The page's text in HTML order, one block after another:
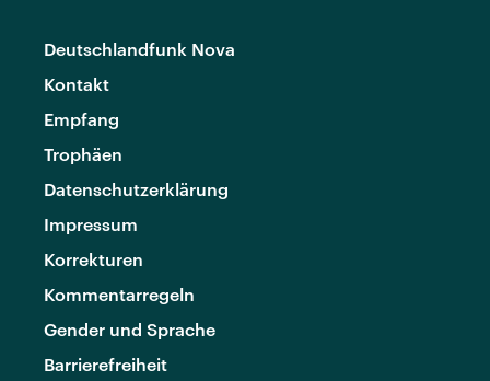
Deutschlandfunk Nova
Kontakt
Empfang
Trophäen
Datenschutzerklärung
Impressum
Korrekturen
Kommentarregeln
Gender und Sprache
Barrierefreiheit